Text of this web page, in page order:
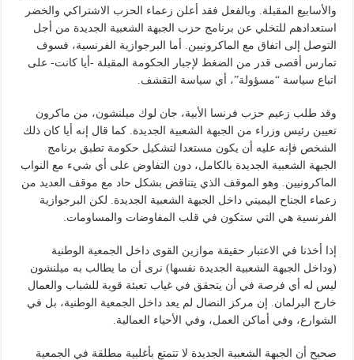
والأسابيع المقبلة. وبالفعل فقد أعلن زعماء الحزب الاشتراكي والخضر
استعدادهم للتخلي عن برنامج حزب الجبهة الشعبية الجديدة من أجل
التوصل إلى اتفاق مع الماكرونيين. أما البرجوازية الفرنسية، فسوف
تمارس أقصى قدر من الضغط لإجبار الحكومة المقبلة -أيا كانت- على
اتباع سياسة “مسؤولة”، أي سياسة التقشف.
وقد طلب زعيم حزب فرنسا الأبية، جان لوك ميلنشون، من ماكرون
تعيين رئيس وزراء من الجبهة الشعبية الجديدة. كما قال إنه أيا كان ذلك
الشخص فإنه عليه أن يكون مستعدا لتشكيل حكومة تطبق برنامج
الجبهة الشعبية الجديدة بالكامل، دون التفاوض على أي شيء مع النواب
الماكرونيين. وهو الموقف الذي يتناقض بشكل حاد مع موقف العديد من
زعماء الجناح اليميني داخل الجبهة الشعبية الجديدة. لكن البرجوازية
الفرنسية هي التي ستكون في قلب المفاوضات والمساومات.
إذا أخذنا في الاعتبار حقيقة موازين القوى داخل الجمعية الوطنية
(وداخل الجبهة الشعبية الجديدة نفسها) نرى أن ما يطالب به ميلنشون
ليس له أي فرصة في أن يتحقق في غياب تعبئة قوية للشباب والعمال
خارج البرلمان. إن مركز النضال لم يعد داخل الجمعية الوطنية، بل في
الشوارع، وفي أماكن العمل، وفي الأحياء العمالية.
صحيح أن الجبهة الشعبية الجديدة لا تتمتع بأغلبية مطلقة في الجمعية